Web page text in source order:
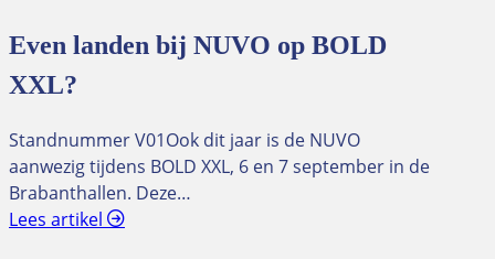
Even landen bij NUVO op BOLD
XXL?
Standnummer V01Ook dit jaar is de NUVO
aanwezig tijdens BOLD XXL, 6 en 7 september in de
Brabanthallen. Deze…
Lees artikel